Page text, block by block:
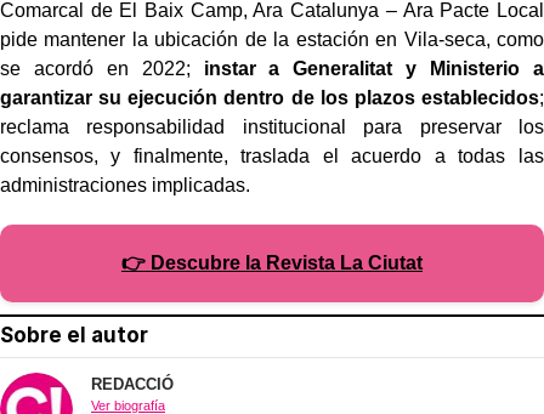
Comarcal de El Baix Camp, Ara Catalunya – Ara Pacte Local
pide mantener la ubicación de la estación en Vila-seca, como
se acordó en 2022; instar a Generalitat y Ministerio a
garantizar su ejecución dentro de los plazos establecidos;
reclama responsabilidad institucional para preservar los
consensos, y finalmente, traslada el acuerdo a todas las
administraciones implicadas.
👉 Descubre la Revista La Ciutat
Sobre el autor
REDACCIÓ
Ver biografía